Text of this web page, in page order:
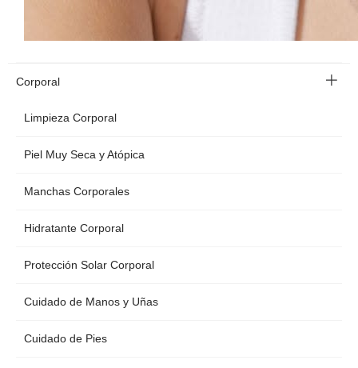
Corporal
Limpieza Corporal
Piel Muy Seca y Atópica
Manchas Corporales
Hidratante Corporal
Protección Solar Corporal
Cuidado de Manos y Uñas
Cuidado de Pies